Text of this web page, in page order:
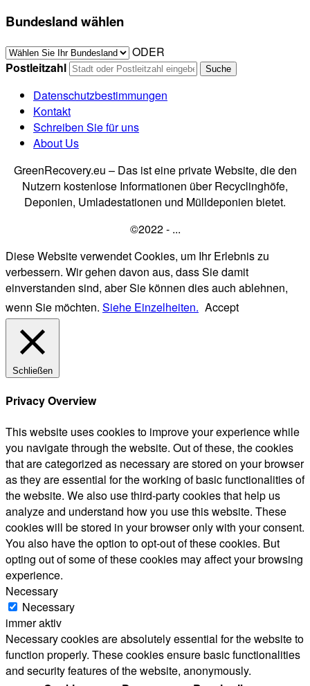
Bundesland wählen
ODER
Postleitzahl
Datenschutzbestimmungen
Kontakt
Schreiben Sie für uns
About Us
GreenRecovery.eu – Das ist eine private Website, die den
Nutzern kostenlose Informationen über Recyclinghöfe,
Deponien, Umladestationen und Mülldeponien bietet.
©2022 - ...
Diese Website verwendet Cookies, um Ihr Erlebnis zu
verbessern. Wir gehen davon aus, dass Sie damit
einverstanden sind, aber Sie können dies auch ablehnen,
wenn Sie möchten. Siehe Einzelheiten. Accept
Schließen
Privacy Overview
This website uses cookies to improve your experience while
you navigate through the website. Out of these, the cookies
that are categorized as necessary are stored on your browser
as they are essential for the working of basic functionalities of
the website. We also use third-party cookies that help us
analyze and understand how you use this website. These
cookies will be stored in your browser only with your consent.
You also have the option to opt-out of these cookies. But
opting out of some of these cookies may affect your browsing
experience.
Necessary
Necessary
immer aktiv
Necessary cookies are absolutely essential for the website to
function properly. These cookies ensure basic functionalities
and security features of the website, anonymously.